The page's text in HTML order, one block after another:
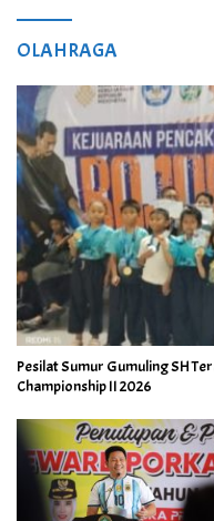
OLAHRAGA
Pesilat Sumur Gumuling SH
Championship II 2026